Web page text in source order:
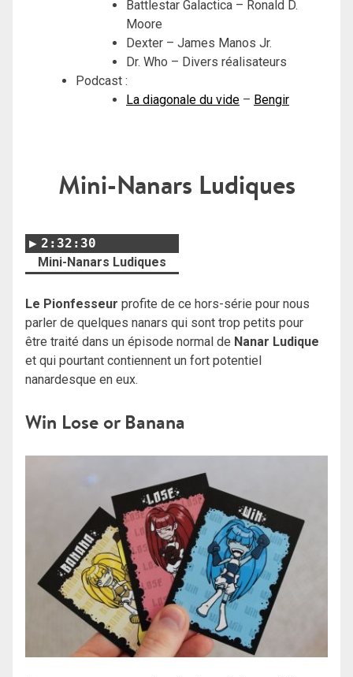
Battlestar Galactica – Ronald D.
Moore
Dexter – James Manos Jr.
Dr. Who – Divers réalisateurs
Podcast :
La diagonale du vide – Bengir
Mini-Nanars Ludiques
2:32:30
Mini-Nanars Ludiques
Le Pionfesseur profite de ce hors-série pour nous
parler de quelques nanars qui sont trop petits pour
être traité dans un épisode normal de Nanar Ludique
et qui pourtant contiennent un fort potentiel
nanardesque en eux.
Win Lose or Banana